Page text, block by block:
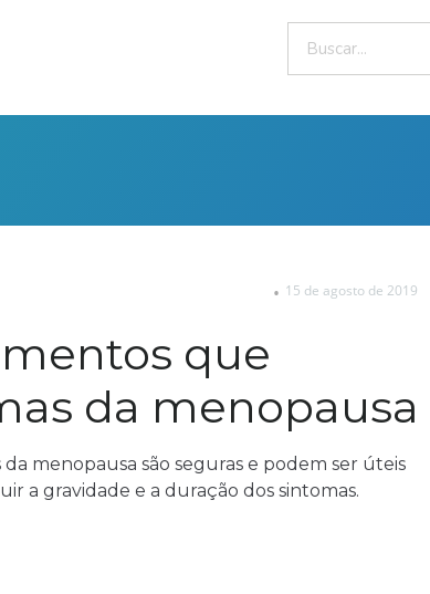
15 de agosto de 2019
que
da menopausa
menopausa são seguras e podem ser úteis
a gravidade e a duração dos sintomas.